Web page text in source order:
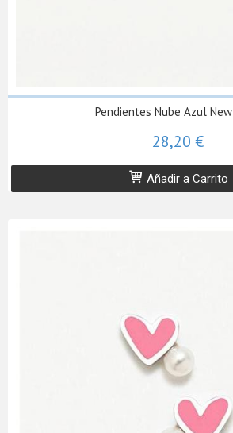
Pendientes Nube Azul
28,20 €
Añadir a Carrito